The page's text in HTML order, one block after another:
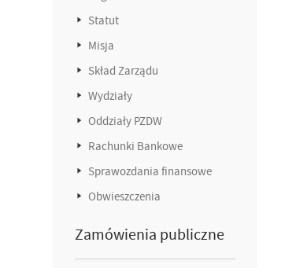
Statut
Misja
Skład Zarządu
Wydziały
Oddziały PZDW
Rachunki Bankowe
Sprawozdania finansowe
Obwieszczenia
Zamówienia publiczne